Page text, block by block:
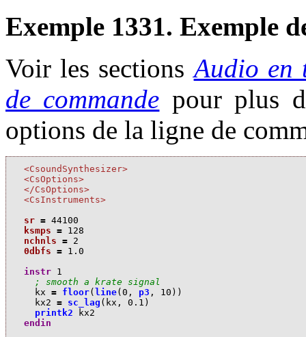
Exemple 1331. Exemple
Voir les sectionsAudio en
de commande pour plus
options de la ligne de
<CsoundSynthesizer>
<CsOptions>
</CsOptions>
<CsInstruments>
sr = 44100
ksmps = 128
nchnls = 2
0dbfs = 1.0
instr 1
; smooth a krate signal
kx = floor(line(0 , p3 , 10 ))
kx2 = sc_lag ( kx , 0.1 )
printk2
kx2
endin